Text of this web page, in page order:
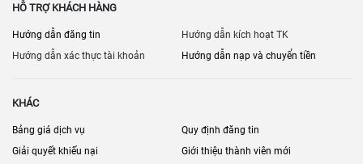
HỖ TRỢ KHÁCH HÀNG
Hướng dẫn đăng tin
Hướng dẫn kích hoạt TK
Hướng dẫn xác thực tài khoản
Hướng dẫn nạp và chuyển tiền
KHÁC
Bảng giá dịch vụ
Quy định đăng tin
Giải quyết khiếu nại
Giới thiệu thành viên mới